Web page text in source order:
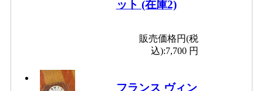
ット (在庫2)
販売価格円(税
込):7,700 円
フランス ヴィン